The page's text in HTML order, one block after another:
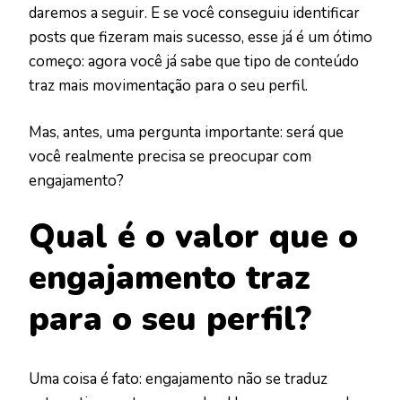
daremos a seguir. E se você conseguiu identificar
posts que fizeram mais sucesso, esse já é um ótimo
começo: agora você já sabe que tipo de conteúdo
traz mais movimentação para o seu perfil.
Mas, antes, uma pergunta importante: será que
você realmente precisa se preocupar com
engajamento?
Qual é o valor que o
engajamento traz
para o seu perfil?
Uma coisa é fato: engajamento não se traduz